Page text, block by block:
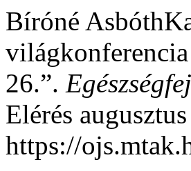
Bíróné
26.”.
Elérés
https://